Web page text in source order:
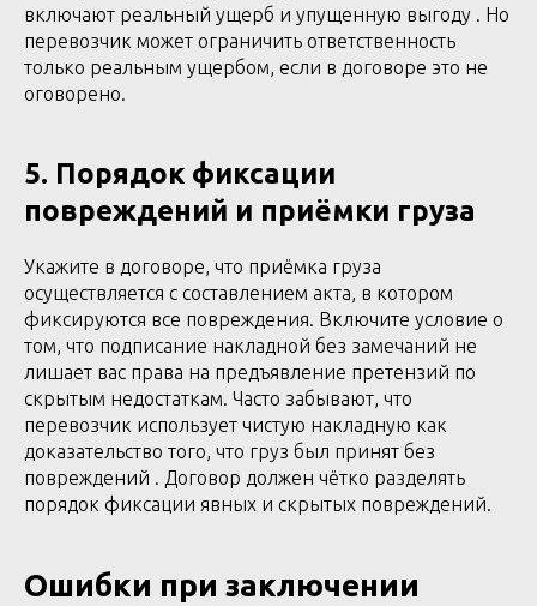
включают реальный ущерб и упущенную выгоду . Но
перевозчик может ограничить ответственность
только реальным ущербом, если в договоре это не
оговорено.
5. Порядок фиксации
повреждений и приёмки груза
Укажите в договоре, что приёмка груза
осуществляется с составлением акта, в котором
фиксируются все повреждения. Включите условие о
том, что подписание накладной без замечаний не
лишает вас права на предъявление претензий по
скрытым недостаткам. Часто забывают, что
перевозчик использует чистую накладную как
доказательство того, что груз был принят без
повреждений . Договор должен чётко разделять
порядок фиксации явных и скрытых повреждений.
Ошибки при заключении